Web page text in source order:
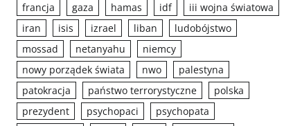
francja
gaza hamas idf
iii wojna światowa
iran
isis izrael liban
ludobójstwo
mossad
netanyahu
niemcy
nowy porządek świata
nwo
palestyna
patokracja
państwo terrorystyczne
polska
prezydent
psychopaci
psychopata